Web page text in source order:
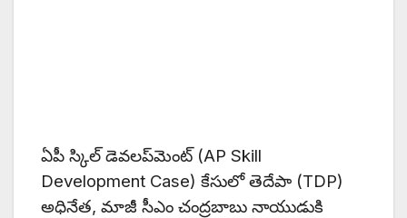
ఏపీ స్కిల్‌ డెవలప్‌మెంట్‌ (AP Skill
Development Case) కేసులో తెదేపా (TDP)
అధినేత, మాజీ సీఎం చంద్రబాబు నాయుడుకి